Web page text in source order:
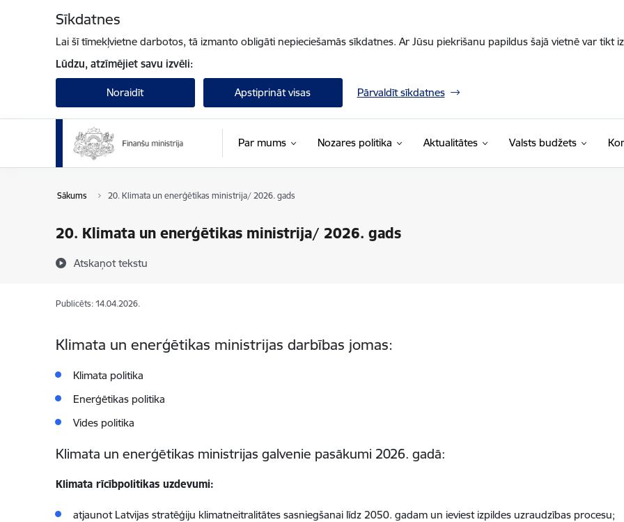
Sīkdatnes
Lai šī tīmekļvietne darbotos, tā izmanto obligāti nepieciešamās sīkdatnes. Ar Jūsu piekrišanu papildus šajā vietnē var tikt
Lūdzu, atzīmējiet savu izvēli:
Noraidīt Apstiprināt visas Pārvaldīt sīkdatnes
Par mums Nozares politika Aktualitātes Valsts budžets
Sākums 20. Klimata un enerģētikas ministrija/ 2026. gads
20. Klimata un enerģētikas ministrija/ 2026. gads
Atskaņot tekstu
Publicēts: 14.04.2026.
Klimata un enerģētikas ministrijas darbības jomas:
Klimata politika
Enerģētikas politika
Vides politika
Klimata un enerģētikas ministrijas galvenie pasākumi 2026. gadā:
Klimata rīcībpolitikas uzdevumi:
atjaunot Latvijas stratēģiju klimatneitralitātes sasniegšanai līdz 2050. gadam un ieviest izpildes uzraudzības procesu;